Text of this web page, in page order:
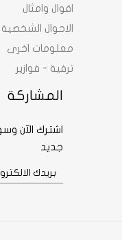
اقوال وامثال
الاحوال الشخصية
معلومات اخرى
ترفية - فوازير
المشاركة
اشترك الآن
جديد